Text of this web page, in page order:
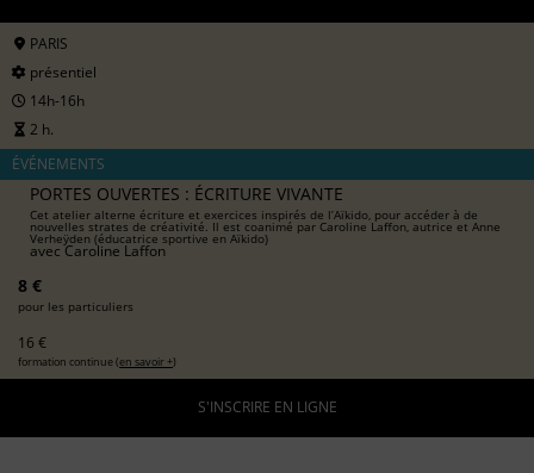
PARIS
présentiel
14h-16h
2 h.
ÉVÉNEMENTS
PORTES OUVERTES : ÉCRITURE VIVANTE
Cet atelier alterne écriture et exercices inspirés de l’Aïkido, pour accéder à de
nouvelles strates de créativité. Il est coanimé par Caroline Laffon, autrice et Anne
Verheÿden (éducatrice sportive en Aïkido)
avecCaroline Laffon
8 €
pour les particuliers
16 €
formation continue (en savoir +)
S'INSCRIRE EN LIGNE